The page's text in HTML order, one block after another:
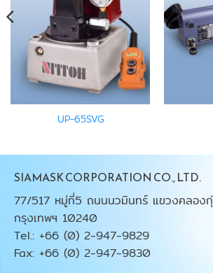
UP-65SVG
SIAMASK CORPORATION CO., LTD.
77/517 หมู่ที่5 ถนนนวมินทร์ แขวงคลอง
กรุงเทพฯ 10240
Tel.: +66 (0) 2-947-9829
Fax: +66 (0) 2-947-9830